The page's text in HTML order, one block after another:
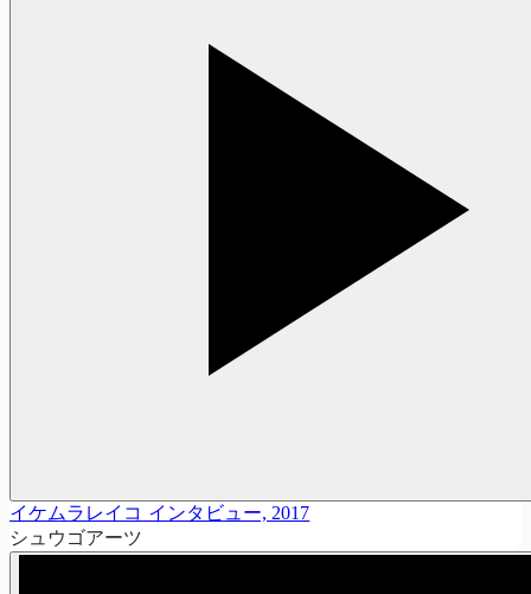
イケムラレイコ インタビュー, 2017
シュウゴアーツ